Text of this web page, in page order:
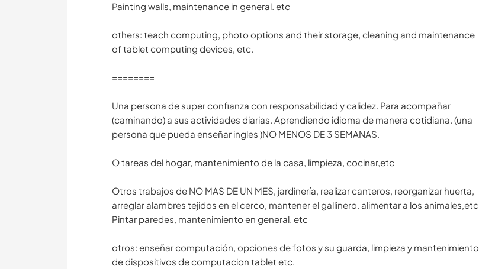
Painting walls, maintenance in general. etc
others: teach computing, photo options and their storage, cleaning and maintenance
of tablet computing devices, etc.
========
Una persona de super confianza con responsabilidad y calidez. Para acompañar
(caminando) a sus actividades diarias. Aprendiendo idioma de manera cotidiana. (una
persona que pueda enseñar ingles )NO MENOS DE 3 SEMANAS.
O tareas del hogar, mantenimiento de la casa, limpieza, cocinar,etc
Otros trabajos de NO MAS DE UN MES, jardinería, realizar canteros, reorganizar huerta,
arreglar alambres tejidos en el cerco, mantener el gallinero. alimentar a los animales,etc
Pintar paredes, mantenimiento en general. etc
otros: enseñar computación, opciones de fotos y su guarda, limpieza y mantenimiento
de dispositivos de computacion tablet etc.